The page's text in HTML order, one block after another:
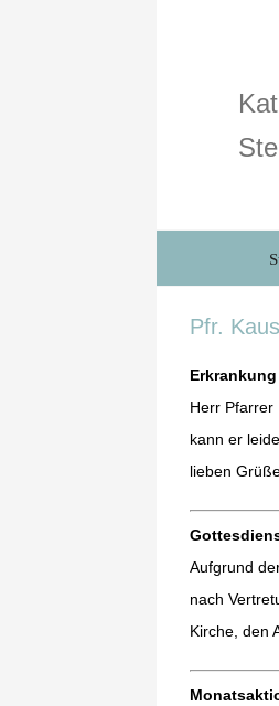
Pfr.
Herr Pfarrer
kann er
lieben
Aufgrund
nach
Kirche, den